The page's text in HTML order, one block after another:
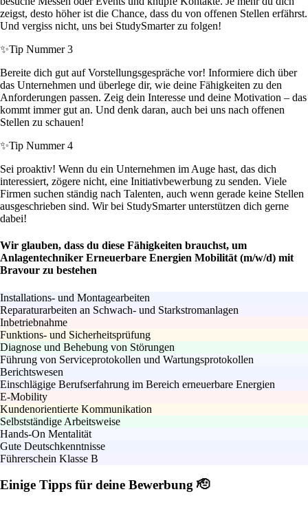
zeigst, desto höher ist die Chance, dass du von offenen Stellen erfährst.
Und vergiss nicht, uns bei StudySmarter zu folgen!
✨Tip Nummer 3
Bereite dich gut auf Vorstellungsgespräche vor! Informiere dich über
das Unternehmen und überlege dir, wie deine Fähigkeiten zu den
Anforderungen passen. Zeig dein Interesse und deine Motivation – das
kommt immer gut an. Und denk daran, auch bei uns nach offenen
Stellen zu schauen!
✨Tip Nummer 4
Sei proaktiv! Wenn du ein Unternehmen im Auge hast, das dich
interessiert, zögere nicht, eine Initiativbewerbung zu senden. Viele
Firmen suchen ständig nach Talenten, auch wenn gerade keine Stellen
ausgeschrieben sind. Wir bei StudySmarter unterstützen dich gerne
dabei!
Wir glauben, dass du diese Fähigkeiten brauchst, um
Anlagentechniker Erneuerbare Energien Mobilität (m/w/d) mit
Bravour zu bestehen
Installations- und Montagearbeiten
Reparaturarbeiten an Schwach- und Starkstromanlagen
Inbetriebnahme
Funktions- und Sicherheitsprüfung
Diagnose und Behebung von Störungen
Führung von Serviceprotokollen und Wartungsprotokollen
Berichtswesen
Einschlägige Berufserfahrung im Bereich erneuerbare Energien
E-Mobility
Kundenorientierte Kommunikation
Selbstständige Arbeitsweise
Hands-On Mentalität
Gute Deutschkenntnisse
Führerschein Klasse B
Einige Tipps für deine Bewerbung 🫡